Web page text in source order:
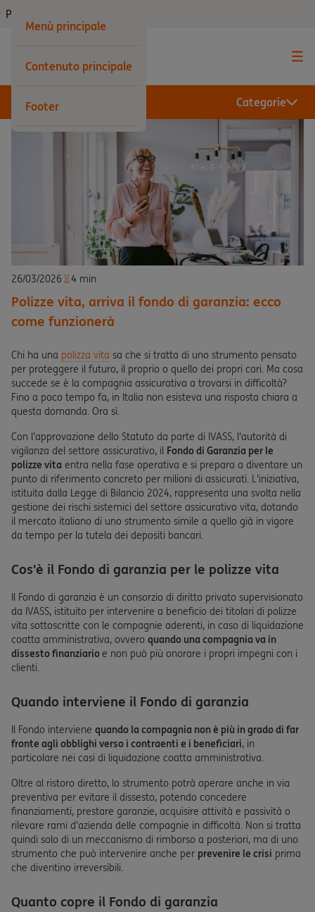
Menù principale
Contenuto principale
Footer
Privati
Categorie
26/03/2026 4 min
Polizze vita, arriva il fondo di garanzia: ecco
come funzionerà
Chi ha una polizza vita sa che si tratta di uno strumento pensato
per proteggere il futuro, il proprio o quello dei propri cari. Ma cosa
succede se è la compagnia assicurativa a trovarsi in difficoltà?
Fino a poco tempo fa, in Italia non esisteva una risposta chiara a
questa domanda. Ora sì.
Con l'approvazione dello Statuto da parte di IVASS, l'autorità di
vigilanza del settore assicurativo, il Fondo di Garanzia per le
polizze vita entra nella fase operativa e si prepara a diventare un
punto di riferimento concreto per milioni di assicurati. L'iniziativa,
istituita dalla Legge di Bilancio 2024, rappresenta una svolta nella
gestione dei rischi sistemici del settore assicurativo vita, dotando
il mercato italiano di uno strumento simile a quello già in vigore
da tempo per la tutela dei depositi bancari.
Cos'è il Fondo di garanzia per le polizze vita
Il Fondo di garanzia è un consorzio di diritto privato supervisionato
da IVASS, istituito per intervenire a beneficio dei titolari di polizze
vita sottoscritte con le compagnie aderenti, in caso di liquidazione
coatta amministrativa, ovvero quando una compagnia va in
dissesto finanziarioe non può più onorare i propri impegni con i
clienti.
Quando interviene il Fondo di garanzia
Il Fondo interviene quando la compagnia non è più in grado di far
fronte agli obblighi verso i contraenti e i beneficiari, in
particolare nei casi di liquidazione coatta amministrativa.
Oltre al ristoro diretto, lo strumento potrà operare anche in via
preventiva per evitare il dissesto, potendo concedere
finanziamenti, prestare garanzie, acquisire attività e passività o
rilevare rami d'azienda delle compagnie in difficoltà. Non si tratta
quindi solo di un meccanismo di rimborso a posteriori, ma di uno
strumento che può intervenire anche per prevenire le crisi prima
che diventino irreversibili.
Quanto copre il Fondo di garanzia